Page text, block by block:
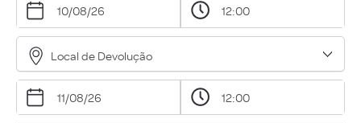
Email*
Data de Aniversário*
Qual modalidade está buscando?*
Local de Devolução